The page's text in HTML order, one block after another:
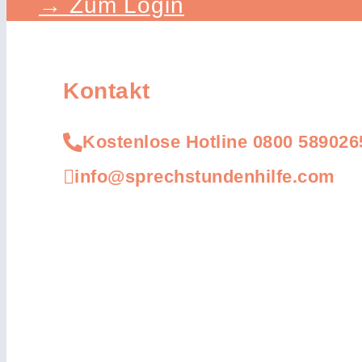
→ Zum Login
Kontakt
Kostenlose Hotline 0800
info@sprechstundenhilfe.com